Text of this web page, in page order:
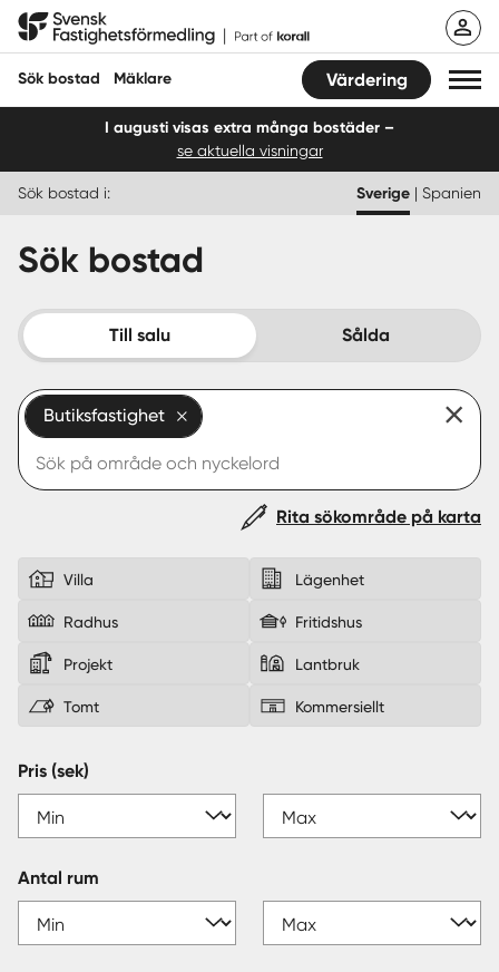
Hoppa
Svensk Fastighetsförmedling
Sök bostad Mäklare Värdering
Sälja
Köpa
Start
Logga in
I augusti visas extra många bostäder –
se aktuella visningar
Sök bostad i: Sverige | Spanien
Sök bostad
Till salu Sålda
Butiksfastighet
Rita sökområde på karta
Villa Lägenhet
Radhus Fritidshus
Projekt Lantbruk
Tomt Kommersiellt
Pris (sek)
Antal rum